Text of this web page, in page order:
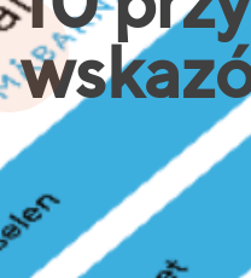
dla
dzieci
Filmy